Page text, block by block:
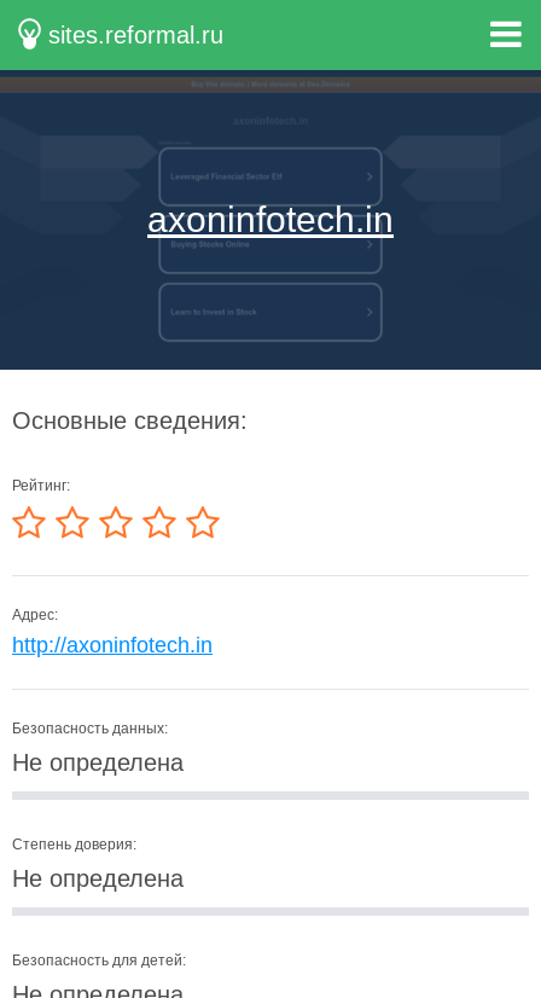
sites.reformal.ru
axoninfotech.in
Основные сведения:
Рейтинг:
Адрес:
http://axoninfotech.in
Безопасность данных:
Не определена
Степень доверия:
Не определена
Безопасность для детей: